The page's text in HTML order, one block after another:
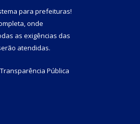
para prefeituras!
onde
as exigências das
atendidas.
Pública